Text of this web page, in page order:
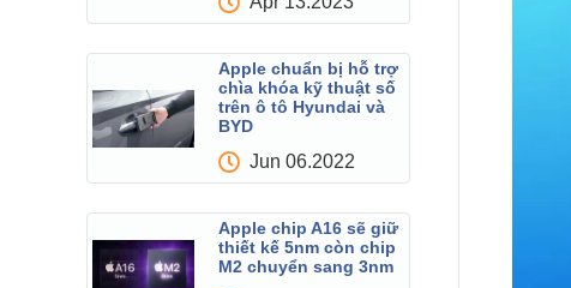
Apple chuẩn bị hỗ trợ
chìa khóa kỹ thuật số
trên ô tô Hyundai và
BYD
Jun 06.2022
Apple chip A16 sẽ giữ
thiết kế 5nm còn chip
M2 chuyển sang 3nm